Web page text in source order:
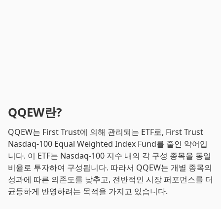
QQEW란?
QQEW는 First Trust에 의해 관리되는 ETF로, First Trust
Nasdaq-100 Equal Weighted Index Fund를 줄인 약어입
니다. 이 ETF는 Nasdaq-100 지수 내의 각 구성 종목을 동일
비율로 투자하여 구성됩니다. 따라서 QQEW는 개별 종목의
성과에 따른 의존도를 낮추고, 전반적인 시장 퍼포먼스를 더
균등하게 반영하려는 목적을 가지고 있습니다.